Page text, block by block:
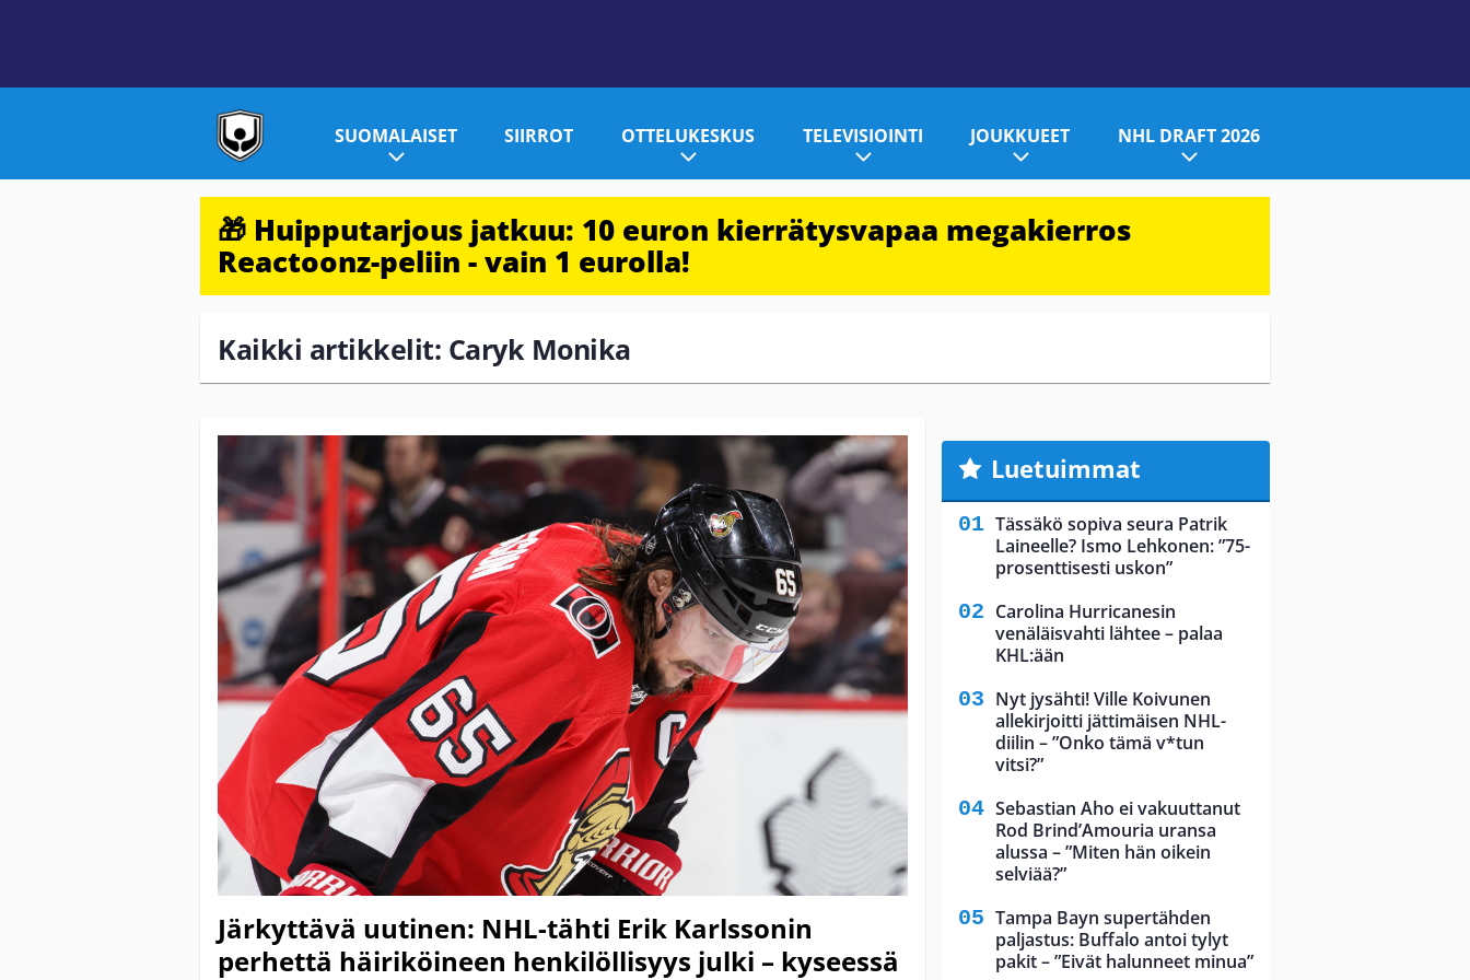
SUOMALAISET SIIRROT OTTELUKESKUS TELEVISIOINTI JOUKKUEET NHL DRAFT 2026
🎁 Huipputarjous jatkuu: 10 euron kierrätysvapaa megakierros
Reactoonz-peliin - vain 1 eurolla!
Kaikki artikkelit: Caryk Monika
Järkyttävä uutinen: NHL-tähti Erik Karlssonin
perhettä häiriköineen henkilöllisyys julki – kyseessä
Luetuimmat
Tässäkö sopiva seura Patrik
Laineelle? Ismo Lehkonen: ”75-
prosenttisesti uskon”
Carolina Hurricanesin
venäläisvahti lähtee – palaa
KHL:ään
Nyt jysähti! Ville Koivunen
allekirjoitti jättimäisen NHL-
diilin – ”Onko tämä v*tun
vitsi?”
Sebastian Aho ei vakuuttanut
Rod Brind’Amouria uransa
alussa – ”Miten hän oikein
selviää?”
Tampa Bayn supertähden
paljastus: Buffalo antoi tylyt
pakit – ”Eivät halunneet minua”